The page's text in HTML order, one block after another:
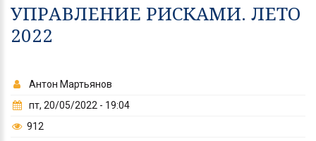
УПРАВЛЕНИЕ РИСКАМИ. ЛЕТО
2022
Антон Мартьянов
пт, 20/05/2022 - 19:04
912